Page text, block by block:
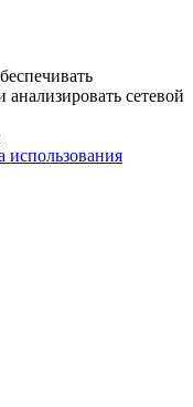
сетевой
использования